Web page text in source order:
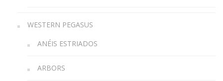
WESTERN PEGASUS
ANÉIS ESTRIADOS
ARBORS